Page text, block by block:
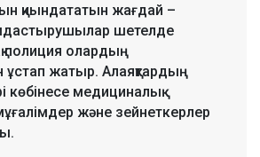
қиындататын жағдай –
шетелде
полиция олардың
жатыр. Алаяқтардың
көбінесе медициналық
және зейнеткерлер